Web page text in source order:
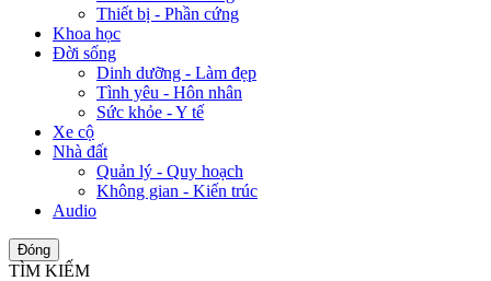
Thiết bị - Phần cứng
Khoa học
Đời sống
Dinh dưỡng - Làm đẹp
Tình yêu - Hôn nhân
Sức khỏe - Y tế
Xe cộ
Nhà đất
Quản lý - Quy hoạch
Không gian - Kiến trúc
Audio
Đóng
TÌM KIẾM